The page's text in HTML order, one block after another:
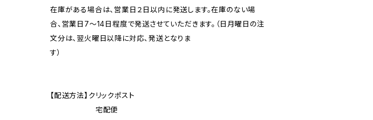
在庫がある場合は、営業日２日以内に発送します。在庫のない場
合、営業日7～14日程度で発送させていただきます。（日月曜日の注
文分は、翌火曜日以降に対応、発送となりま
す）
【配送方法】クリックポスト
宅配便